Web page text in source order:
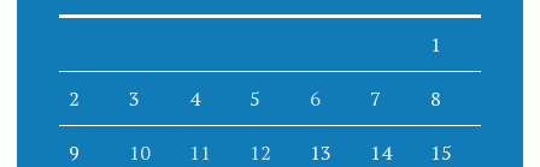
1
2 3 4 5 6 7 8
9 10 11 12 13 14 15